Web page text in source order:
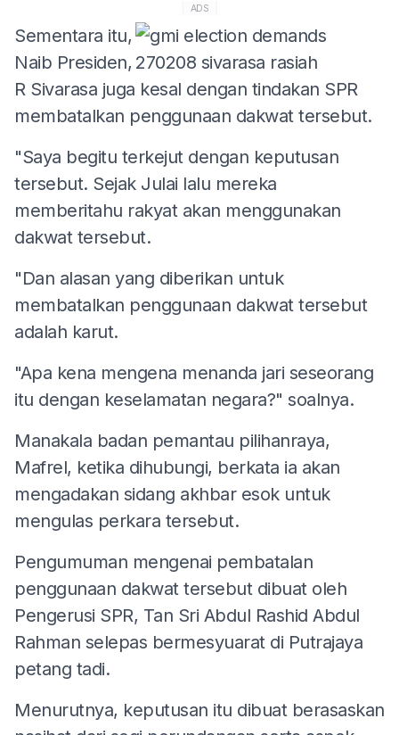
ADS
Sementara itu,
Naib Presiden,
R Sivarasa juga kesal dengan tindakan SPR
membatalkan penggunaan dakwat tersebut.
"Saya begitu terkejut dengan keputusan
tersebut. Sejak Julai lalu mereka
memberitahu rakyat akan menggunakan
dakwat tersebut.
"Dan alasan yang diberikan untuk
membatalkan penggunaan dakwat tersebut
adalah karut.
"Apa kena mengena menanda jari seseorang
itu dengan keselamatan negara?" soalnya.
Manakala badan pemantau pilihanraya,
Mafrel, ketika dihubungi, berkata ia akan
mengadakan sidang akhbar esok untuk
mengulas perkara tersebut.
Pengumuman mengenai pembatalan
penggunaan dakwat tersebut dibuat oleh
Pengerusi SPR, Tan Sri Abdul Rashid Abdul
Rahman selepas bermesyuarat di Putrajaya
petang tadi.
Menurutnya, keputusan itu dibuat berasaskan